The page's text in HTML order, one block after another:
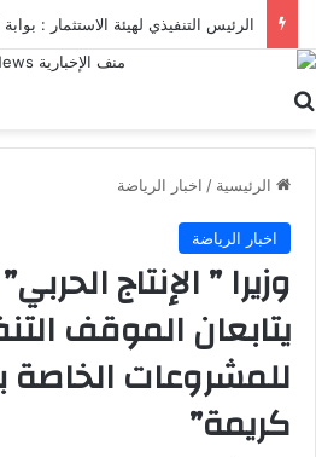
الرئيسية / اخبار الرياضة
اخبار الرياضة
وزيرا ” الإنتاج
يتابعان الموقف
للمشروعات الخاصة
كريمة”